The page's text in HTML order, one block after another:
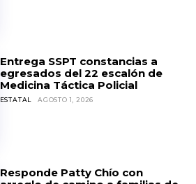
Entrega SSPT constancias a
egresados del 22 escalón de
Medicina Táctica Policial
ESTATAL AGOSTO 1, 2026
Responde Patty Chío con